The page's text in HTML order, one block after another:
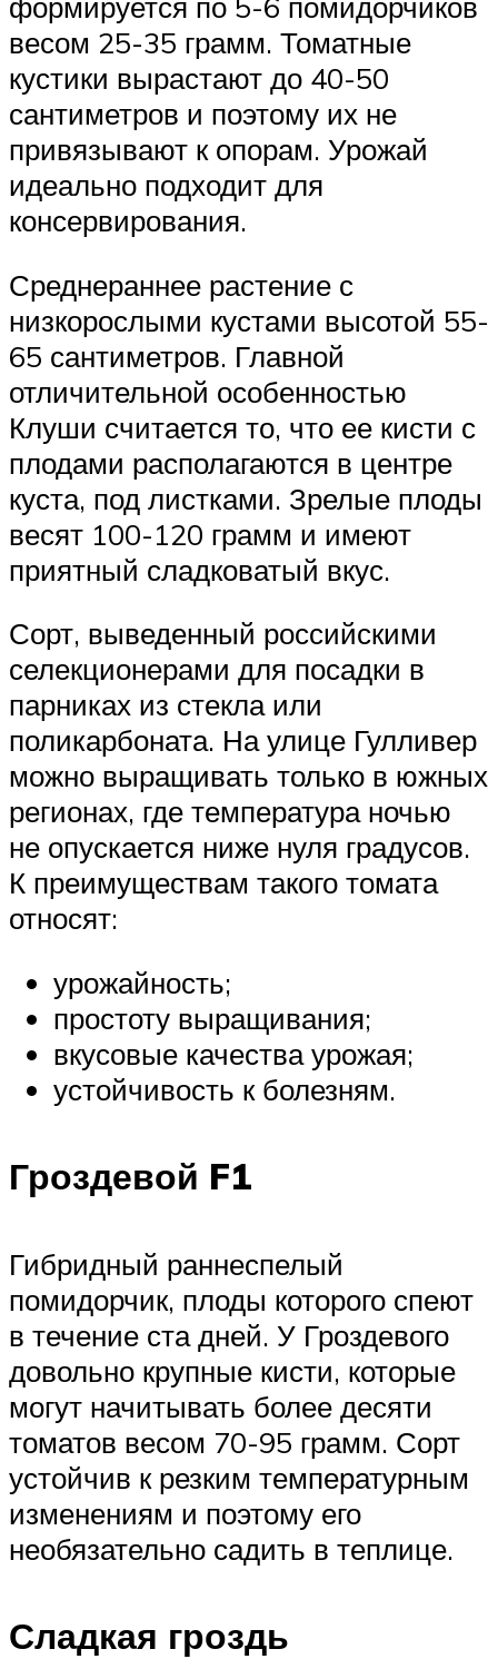
весом 25-35 грамм. Томатные
кустики вырастают до 40-50
сантиметров и поэтому их не
привязывают к опорам. Урожай
идеально подходит для
консервирования.
Среднераннее растение с
низкорослыми кустами высотой 55-
65 сантиметров. Главной
отличительной особенностью
Клуши считается то, что ее кисти с
плодами располагаются в центре
куста, под листками. Зрелые плоды
весят 100-120 грамм и имеют
приятный сладковатый вкус.
Сорт, выведенный российскими
селекционерами для посадки в
парниках из стекла или
поликарбоната. На улице Гулливер
можно выращивать только в южных
регионах, где температура ночью
не опускается ниже нуля градусов.
К преимуществам такого томата
относят:
урожайность;
простоту выращивания;
вкусовые качества урожая;
устойчивость к болезням.
Гроздевой F1
Гибридный раннеспелый
помидорчик, плоды которого спеют
в течение ста дней. У Гроздевого
довольно крупные кисти, которые
могут начитывать более десяти
томатов весом 70-95 грамм. Сорт
устойчив к резким температурным
изменениям и поэтому его
необязательно садить в теплице.
Сладкая гроздь